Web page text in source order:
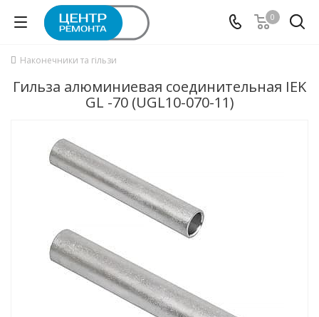
0
Наконечники та гільзи
Гильза алюминиевая соединительная IEK
GL -70 (UGL10-070-11)